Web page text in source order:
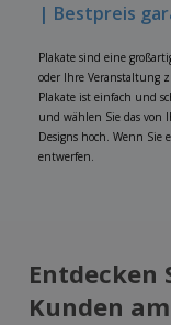
| Bestpreis
Plakate sind eine
oder Ihre Veranstaltung
Plakate ist einfach und
und wählen Sie das von
Designs hoch. Wenn
entwerfen.
Entdecken
Kunden